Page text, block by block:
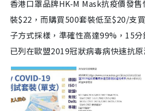
香港口罩品牌HK-M Mask抗疫價發
裝$22，而購買500套裝低至$20/支
子方式採樣，準確性高達99%，15
已列在歐盟2019冠狀病毒病快速抗原